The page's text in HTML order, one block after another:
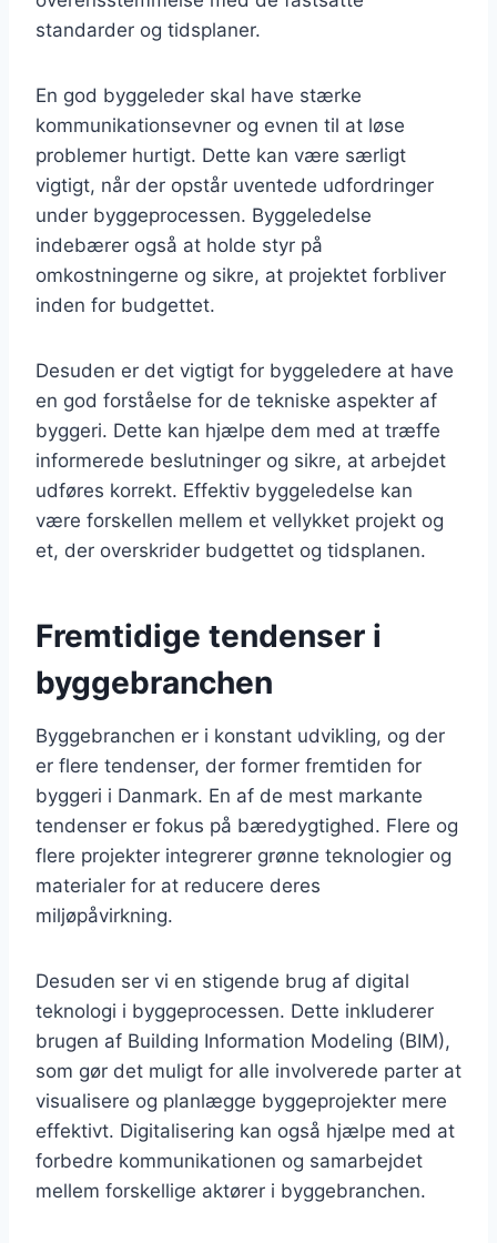
standarder og tidsplaner.
En god byggeleder skal have stærke
kommunikationsevner og evnen til at løse
problemer hurtigt. Dette kan være særligt
vigtigt, når der opstår uventede udfordringer
under byggeprocessen. Byggeledelse
indebærer også at holde styr på
omkostningerne og sikre, at projektet forbliver
inden for budgettet.
Desuden er det vigtigt for byggeledere at have
en god forståelse for de tekniske aspekter af
byggeri. Dette kan hjælpe dem med at træffe
informerede beslutninger og sikre, at arbejdet
udføres korrekt. Effektiv byggeledelse kan
være forskellen mellem et vellykket projekt og
et, der overskrider budgettet og tidsplanen.
Fremtidige tendenser i
byggebranchen
Byggebranchen er i konstant udvikling, og der
er flere tendenser, der former fremtiden for
byggeri i Danmark. En af de mest markante
tendenser er fokus på bæredygtighed. Flere og
flere projekter integrerer grønne teknologier og
materialer for at reducere deres
miljøpåvirkning.
Desuden ser vi en stigende brug af digital
teknologi i byggeprocessen. Dette inkluderer
brugen af Building Information Modeling (BIM),
som gør det muligt for alle involverede parter at
visualisere og planlægge byggeprojekter mere
effektivt. Digitalisering kan også hjælpe med at
forbedre kommunikationen og samarbejdet
mellem forskellige aktører i byggebranchen.